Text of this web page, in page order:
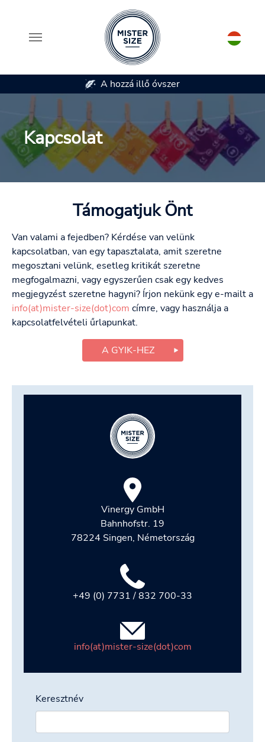
Skip to main content
A hozzá illő óvszer
Kapcsolat
Támogatjuk Önt
Van valami a fejedben? Kérdése van velünk
kapcsolatban, van egy tapasztalata, amit szeretne
megosztani velünk, esetleg kritikát szeretne
megfogalmazni, vagy egyszerűen csak egy kedves
megjegyzést szeretne hagyni? Írjon nekünk egy e-mailt a
info(at)mister-size(dot)com címre, vagy használja a
kapcsolatfelvételi űrlapunkat.
A GYIK-HEZ
Vinergy GmbH
Bahnhofstr. 19
78224 Singen, Németország
+49 (0) 7731 / 832 700-33
info(at)mister-size(dot)com
Keresztnév